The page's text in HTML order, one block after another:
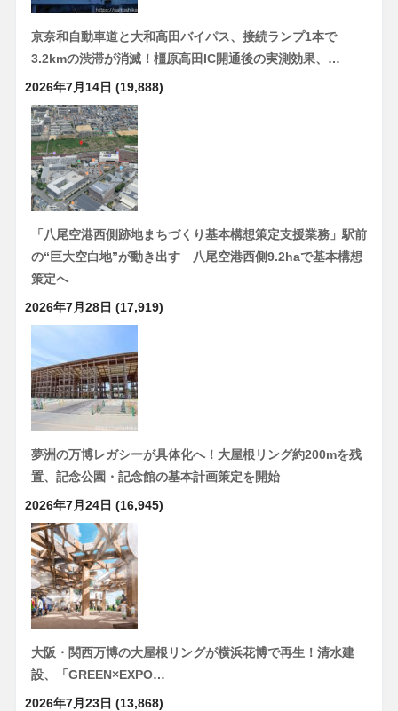
京奈和自動車道と大和高田バイパス、接続ランプ1本で
3.2kmの渋滞が消滅！橿原高田IC開通後の実測効果、…
2026年7月14日 (19,888)
「八尾空港西側跡地まちづくり基本構想策定支援業務」駅前
の“巨大空白地”が動き出す 八尾空港西側9.2haで基本構想
策定へ
2026年7月28日 (17,919)
夢洲の万博レガシーが具体化へ！大屋根リング約200mを残
置、記念公園・記念館の基本計画策定を開始
2026年7月24日 (16,945)
大阪・関西万博の大屋根リングが横浜花博で再生！清水建
設、「GREEN×EXPO…
2026年7月23日 (13,868)